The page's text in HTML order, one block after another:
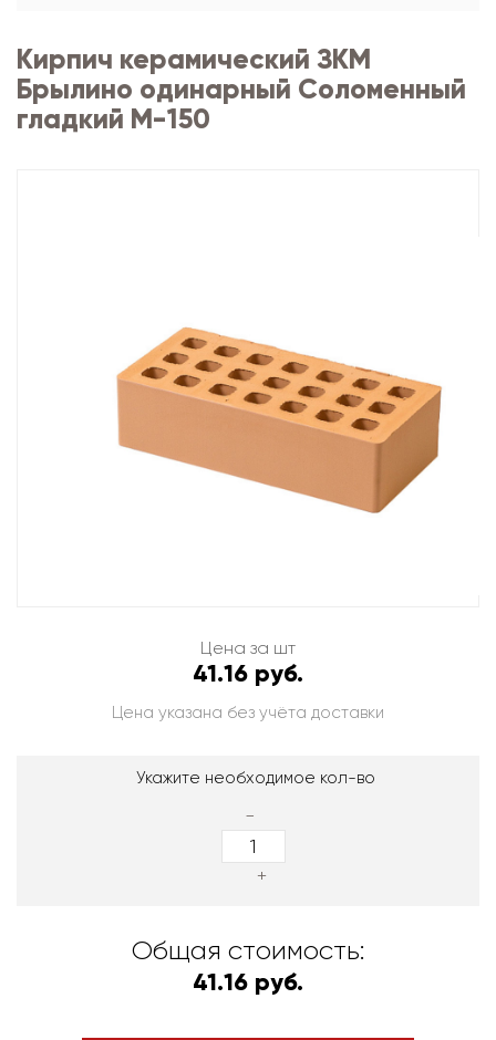
Кирпич керамический ЗКМ
Брылино одинарный Соломенный
гладкий М-150
Цена за шт
41.16 руб.
Цена указана без учёта доставки
Укажите необходимое кол-во
-
+
Общая стоимость:
41.16 руб.